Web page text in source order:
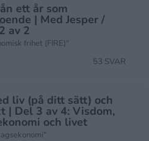
ett år som
| Med Jesper /
av 2
frihet (FIRE)"
53 SVAR
liv (på ditt sätt) och
| Del 3 av 4: Visdom,
och livet